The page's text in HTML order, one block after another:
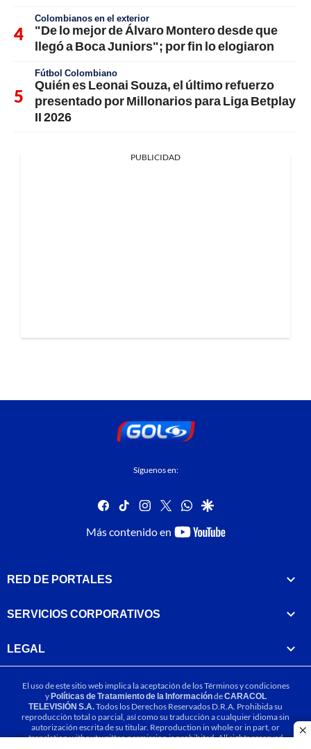
Colombianos en el exterior
"De lo mejor de Álvaro Montero desde que
llegó a Boca Juniors"; por fin lo elogiaron
Fútbol Colombiano
Quién es Leonai Souza, el último refuerzo
presentado por Millonarios para Liga Betplay
II 2026
PUBLICIDAD
Síguenos en:
facebook
tiktok instagram
twitterwhatsapp
google
Más contenido en
youtube-
RED DE PORTALES
SERVICIOS CORPORATIVOS
LEGAL
El uso de este sitio web implica la aceptación de losTérminos y condiciones
yPolíticas de Tratamiento de la InformacióndeCARACOL
TELEVISIÓN S.A.Todos los Derechos Reservados D.R.A. Prohibida su
reproducción total o parcial, así como su traducción a cualquier idioma sin
autorización escrita de su titular. Reproduction in whole or in part, or
translation without written permission is prohibited. All rights reserved